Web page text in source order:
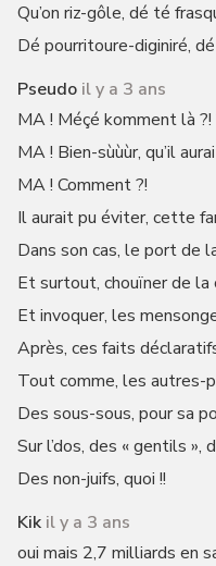
Qu’on riz-gôle, dé té
Dé pourritoure-diginiré,
Pseudo il y a 3 ans
MA ! Méçé komment là ?!
MA ! Bien-sùùùr, qu’il
MA ! Comment ?!
Il aurait pu éviter, cette
Dans son cas, le port de
Et surtout, chouïner de la
Et invoquer, les
Après, ces faits
Tout comme, les autres-
Des sous-sous, pour sa
Sur l’dos, des « gentils »,
Des non-juifs, quoi !!
Kik il y a 3 ans
oui mais 2,7 milliards en